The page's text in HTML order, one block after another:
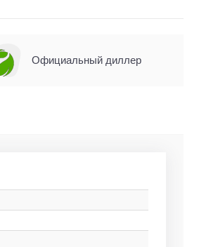
Официальный диллер